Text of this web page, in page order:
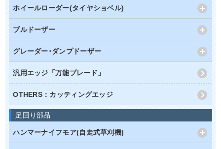
ホイールローダー(タイヤショベル)
ブルドーザー
グレーダー･ダンプドーザー
汎用エッジ「万能ブレード」
OTHERS：カッティングエッジ
足回り部品
ハンマーナイフモア(自走式草刈機)